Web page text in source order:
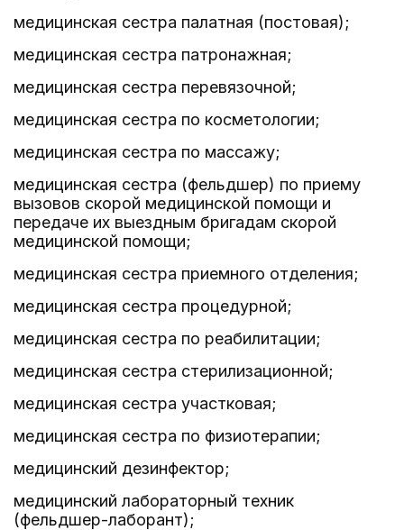
медицинская сестра палатная (постовая);
медицинская сестра патронажная;
медицинская сестра перевязочной;
медицинская сестра по косметологии;
медицинская сестра по массажу;
медицинская сестра (фельдшер) по приему
вызовов скорой медицинской помощи и
передаче их выездным бригадам скорой
медицинской помощи;
медицинская сестра приемного отделения;
медицинская сестра процедурной;
медицинская сестра по реабилитации;
медицинская сестра стерилизационной;
медицинская сестра участковая;
медицинская сестра по физиотерапии;
медицинский дезинфектор;
медицинский лабораторный техник
(фельдшер-лаборант);